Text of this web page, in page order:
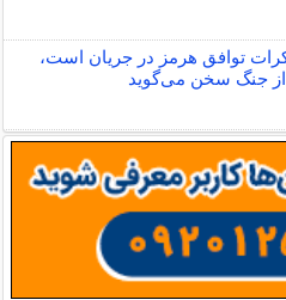
توافق هرمز در جریان است،
جنگ سخن می‌گوید